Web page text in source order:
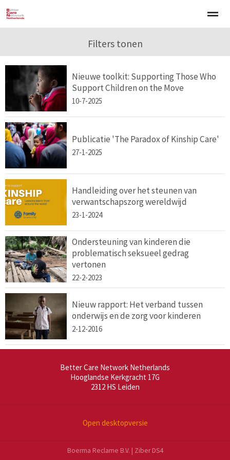
Werken met kinderen
Home E-mail
Filters tonen
Nieuwe toolkit: Supporting Those Who
Support Children on the Move
10-7-2025
Publicatie 'The Paradox of Kinship Care'
27-1-2025
Handleiding over het steunen van
verwantschapszorg wereldwijd
23-1-2024
Ondersteuning van kinderen die
problematisch seksueel gedrag
vertonen
22-2-2023
Nieuw rapport: Het verband tussen
onderwijs en de zorg voor kinderen
2-12-2016
Better Care Network Netherlands
Hooglandse Kerkgracht 17G
2312 HS Leiden
Open desktopversie
Boerma Reclame B.V. | Ziber DS4